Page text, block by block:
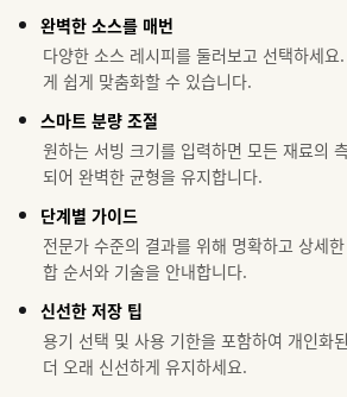
완벽한 소스를 매번
다양한 소스 레시피를 둘러보고 선택하세
게 쉽게 맞춤화할 수 있습니다.
스마트 분량 조절
원하는 서빙 크기를 입력하면 모든 재료의
되어 완벽한 균형을 유지합니다.
단계별 가이드
전문가 수준의 결과를 위해 명확하고 상세
합 순서와 기술을 안내합니다.
신선한 저장 팁
용기 선택 및 사용 기한을 포함하여 개인화
더 오래 신선하게 유지하세요.